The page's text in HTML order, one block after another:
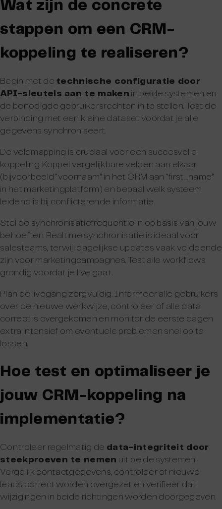
Wat zijn de concrete
stappen om een CRM-
koppeling te realiseren?
Begin met de technische configuratie door
API-sleutels aan te maken in beide systemen en
de benodigde gebruikersrechten in te stellen. Test de
verbinding met een kleine dataset voordat je alle
gegevens synchroniseert.
De veldmapping is cruciaal voor een succesvolle
koppeling. Koppel vergelijkbare velden aan elkaar
(bijvoorbeeld “voornaam” in het CRM aan “first_name”
in het marketingplatform) en bepaal welk systeem
leidend is bij conflicterende informatie.
Stel de synchronisatiefrequentie in op basis van jouw
behoeften. Realtime synchronisatie is ideaal voor
salesteams, terwijl dagelijkse updates vaak voldoende
zijn voor marketingcampagnes. Test alle workflows
grondig voordat je live gaat.
Plan de livegang zorgvuldig. Informeer alle gebruikers
over de nieuwe werkwijze, controleer of alle data
correct is overgekomen en monitor de eerste dagen
extra intensief om eventuele problemen snel op te
lossen.
Hoe test en optimaliseer je
jouw CRM-koppeling na
implementatie?
Controleer regelmatig de data-integriteit door
steekproeven te nemen uit beide systemen.
Vergelijk contactgegevens, controleer of nieuwe
leads correct worden overgezet en verifieer dat
wijzigingen in beide richtingen worden doorgegeven.